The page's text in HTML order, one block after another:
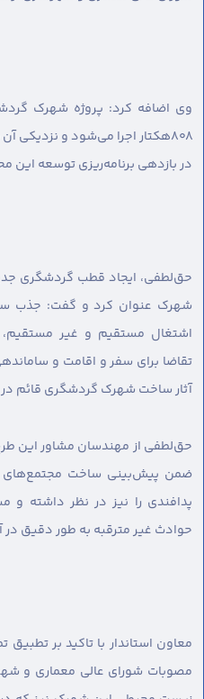
وی اضافه کرد: پروژه شهرک
۸۰۸هکتار اجرا می‌شود و نزدیکی
در بازدهی برنامه‌ریزی توسعه این
حق‌لطفی، ایجاد قطب گردشگری
شهرک عنوان کرد و گفت: جذب
اشتغال مستقیم و غیر مستقیم،
تقاضا برای سفر ‌‌و اقامت و
آثار ساخت شهرک گردشگری قائم
حق‌لطفی از مهندسان مشاور این
ضمن پیش‌بینی ساخت مجتمع‌های
پدافندی را نیز در نظر داشته و
حوادث غیر مترقبه به طور دقیق در
معاون استاندار با تاکید بر
مصوبات شورای عالی معماری و